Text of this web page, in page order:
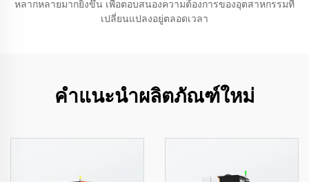
หลากหลายมากยิ่งขึ้น เพื่อตอบสนองความต้องการของอุตสาหกรรมที่
เปลี่ยนแปลงอยู่ตลอดเวลา
คำแนะนำผลิตภัณฑ์ใหม่